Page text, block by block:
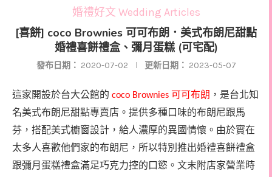
婚禮好文 Wedding Articles
[喜餅] coco Brownies 可可布朗．美式布朗尼甜點
婚禮喜餅禮盒、彌月蛋糕 (可宅配)
發布日期： 2020-07-02 更新日期： 2023-05-07
這家開設於台大公館的 coco Brownies 可可布朗 ，是台北知
名美式布朗尼甜點專賣店。提供多種口味的布朗尼跟馬
芬，搭配美式櫥窗設計，給人濃厚的異國情懷。由於實在
太多人喜歡他們家的布朗尼，所以特別推出婚禮喜餅禮盒
跟彌月蛋糕禮盒滿足巧克力控的口慾。 文末附店家營業時